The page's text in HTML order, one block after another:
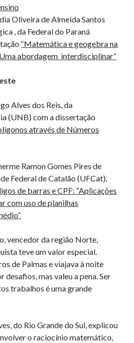
Oliveira de Almeida Santos
, da Federal do Paraná
“Matemática e geogebra na
abordagem interdisciplinar”
Alves dos Reis, da
(UNB) com a dissertação
através de Números
Ramon Gomes Pires de
Federal de Catalão (UFCat),
de barras e CPF: “Aplicações
com uso de planilhas
vencedor da região Norte,
teve um valor especial.
de Palmas e viajava à noite
desafios, mas valeu a pena. Ser
trabalhos é uma grande
do Rio Grande do Sul, explicou
o raciocínio matemático,